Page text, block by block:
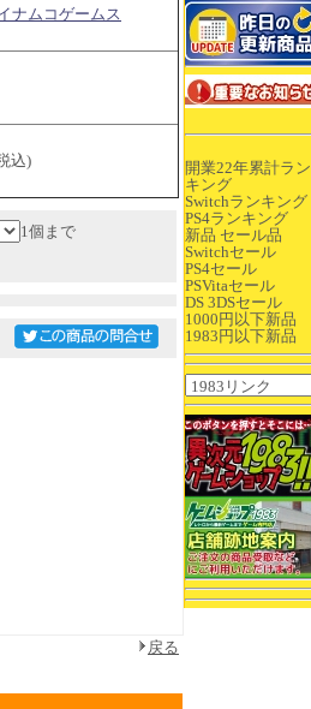
開業22年累計ラン
キング
Switchランキング
PS4ランキング
新品 セール品
Switchセール
PS4セール
PSVitaセール
DS 3DSセール
1000円以下新品
1983円以下新品
ナムコゲームス
込)
1個まで
戻る